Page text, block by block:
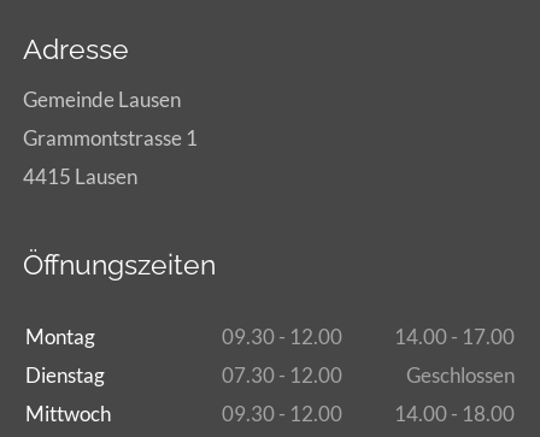
Adresse
Gemeinde Lausen
Grammontstrasse 1
4415 Lausen
Öffnungszeiten
Montag 09.30 - 12.00
14.00 - 17.00
Dienstag
07.30 - 12.00
Geschlossen
Mittwoch
09.30 - 12.00
14.00 - 18.00